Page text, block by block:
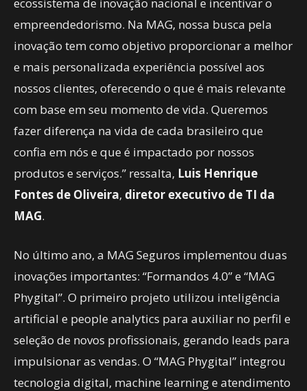
empreendedorismo. Na MAG, nossa busca pela
inovação tem como objetivo proporcionar a melhor
e mais personalizada experiência possível aos
nossos clientes, oferecendo o que é mais relevante
com base em seu momento de vida. Queremos
fazer diferença na vida de cada brasileiro que
confia em nós e que é impactado por nossos
produtos e serviços.” ressalta, Luis Henrique
Fontes de Oliveira, diretor executivo de TI da
MAG.
No último ano, a MAG Seguros implementou duas
inovações importantes: “Formandos 4.0” e “MAG
Phygital”. O primeiro projeto utilizou inteligência
artificial e people analytics para auxiliar no perfil e
seleção de novos profissionais, gerando leads para
impulsionar as vendas. O “MAG Phygital” integrou
tecnologia digital, machine learning e atendimento